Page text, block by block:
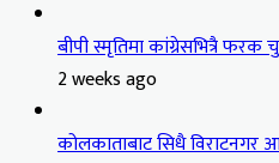
बीपी स्मृतिमा कांग्रेसभित्रै
2 weeks ago
कोलकाताबाट सिधै विराटनगर